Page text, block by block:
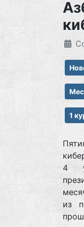
1
4
из